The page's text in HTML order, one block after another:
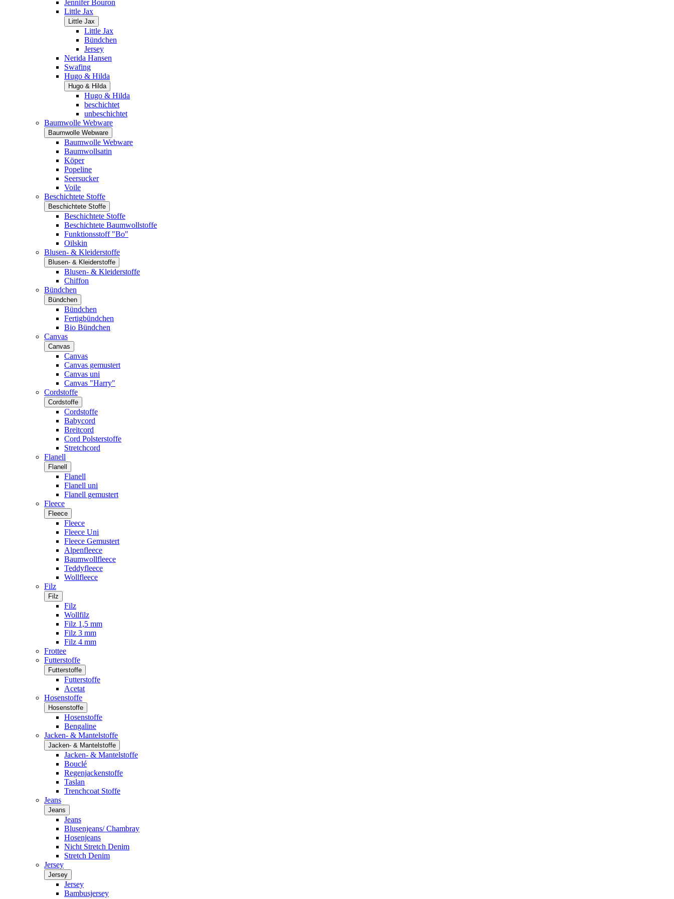
Jennifer Bouron
Little Jax
Little Jax
Little Jax
Bündchen
Jersey
Nerida Hansen
Swafing
Hugo & Hilda
Hugo & Hilda
Hugo & Hilda
beschichtet
unbeschichtet
Baumwolle Webware
Baumwolle Webware
Baumwolle Webware
Baumwollsatin
Köper
Popeline
Seersucker
Voile
Beschichtete Stoffe
Beschichtete Stoffe
Beschichtete Stoffe
Beschichtete Baumwollstoffe
Funktionsstoff "Bo"
Oilskin
Blusen- & Kleiderstoffe
Blusen- & Kleiderstoffe
Blusen- & Kleiderstoffe
Chiffon
Bündchen
Bündchen
Bündchen
Fertigbündchen
Bio Bündchen
Canvas
Canvas
Canvas
Canvas gemustert
Canvas uni
Canvas "Harry"
Cordstoffe
Cordstoffe
Cordstoffe
Babycord
Breitcord
Cord Polsterstoffe
Stretchcord
Flanell
Flanell
Flanell
Flanell uni
Flanell gemustert
Fleece
Fleece
Fleece
Fleece Uni
Fleece Gemustert
Alpenfleece
Baumwollfleece
Teddyfleece
Wollfleece
Filz
Filz
Filz
Wollfilz
Filz 1,5 mm
Filz 3 mm
Filz 4 mm
Frottee
Futterstoffe
Futterstoffe
Futterstoffe
Acetat
Hosenstoffe
Hosenstoffe
Hosenstoffe
Bengaline
Jacken- & Mantelstoffe
Jacken- & Mantelstoffe
Jacken- & Mantelstoffe
Bouclé
Regenjackenstoffe
Taslan
Trenchcoat Stoffe
Jeans
Jeans
Jeans
Blusenjeans/ Chambray
Hosenjeans
Nicht Stretch Denim
Stretch Denim
Jersey
Jersey
Jersey
Bambusjersey